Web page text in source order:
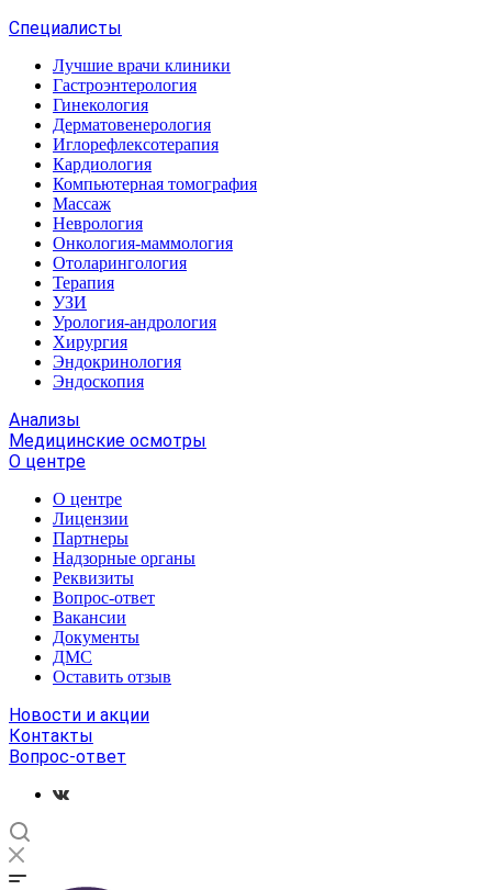
Специалисты
Лучшие врачи клиники
Гастроэнтерология
Гинекология
Дерматовенерология
Иглорефлексотерапия
Кардиология
Компьютерная томография
Массаж
Неврология
Онкология-маммология
Отоларингология
Терапия
УЗИ
Урология-андрология
Хирургия
Эндокринология
Эндоскопия
Анализы
Медицинские осмотры
О центре
О центре
Лицензии
Партнеры
Надзорные органы
Реквизиты
Вопрос-ответ
Вакансии
Документы
ДМС
Оставить отзыв
Новости и акции
Контакты
Вопрос-ответ